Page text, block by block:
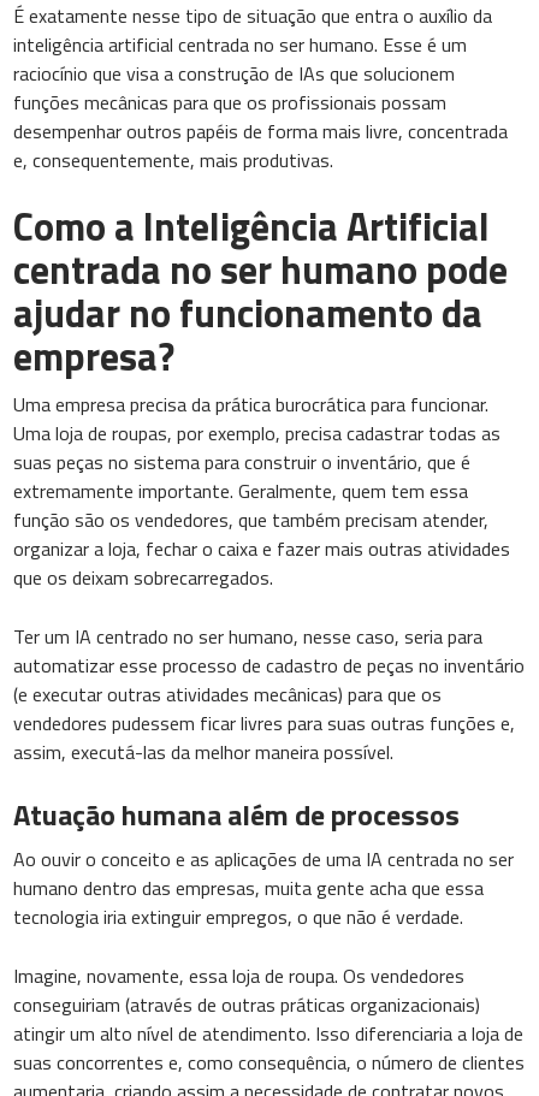
É exatamente nesse tipo de situação que entra o auxílio da
inteligência artificial centrada no ser humano. Esse é um
raciocínio que visa a construção de IAs que solucionem
funções mecânicas para que os profissionais possam
desempenhar outros papéis de forma mais livre, concentrada
e, consequentemente, mais produtivas.
Como a Inteligência Artificial
centrada no ser humano pode
ajudar no funcionamento da
empresa?
Uma empresa precisa da prática burocrática para funcionar.
Uma loja de roupas, por exemplo, precisa cadastrar todas as
suas peças no sistema para construir o inventário, que é
extremamente importante. Geralmente, quem tem essa
função são os vendedores, que também precisam atender,
organizar a loja, fechar o caixa e fazer mais outras atividades
que os deixam sobrecarregados.
Ter um IA centrado no ser humano, nesse caso, seria para
automatizar esse processo de cadastro de peças no inventário
(e executar outras atividades mecânicas) para que os
vendedores pudessem ficar livres para suas outras funções e,
assim, executá-las da melhor maneira possível.
Atuação humana além de processos
Ao ouvir o conceito e as aplicações de uma IA centrada no ser
humano dentro das empresas, muita gente acha que essa
tecnologia iria extinguir empregos, o que não é verdade.
Imagine, novamente, essa loja de roupa. Os vendedores
conseguiriam (através de outras práticas organizacionais)
atingir um alto nível de atendimento. Isso diferenciaria a loja de
suas concorrentes e, como consequência, o número de clientes